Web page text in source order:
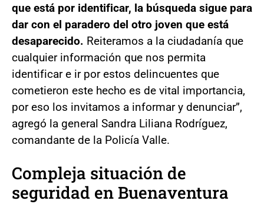
que está por identificar, la búsqueda sigue para
dar con el paradero del otro joven que está
desaparecido. Reiteramos a la ciudadanía que
cualquier información que nos permita
identificar e ir por estos delincuentes que
cometieron este hecho es de vital importancia,
por eso los invitamos a informar y denunciar”,
agregó la general Sandra Liliana Rodríguez,
comandante de la Policía Valle.
Compleja situación de
seguridad en Buenaventura